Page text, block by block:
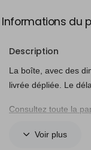
Informations du
Description
La boîte, avec des
livrée dépliée. Le
Consultez toute la
Voir plus